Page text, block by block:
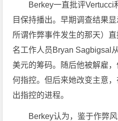
Berkey一直批评
目保持播出。早期调查结果
所谓作弊事件发生的那天）
名工作人员Bryan Sagbigsal
美元的筹码。随后他被解雇
何指控。但后来她改变主意
出指控的进程。
Berkey认为，鉴于作弊